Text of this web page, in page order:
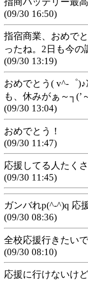
(09/30 16:50)
指宿商業、おめで
ったね。2日も今の
(09/30 13:19)
おめでとう( v^-゜
も、休みがぁ～┐(’
(09/30 13:04)
おめでとう！
(09/30 11:47)
応援してる人たく
(09/30 11:45)
ガンバれp(^-^)q 応
(09/30 08:36)
全校応援行きたい
(09/30 08:10)
応援に行けないけ